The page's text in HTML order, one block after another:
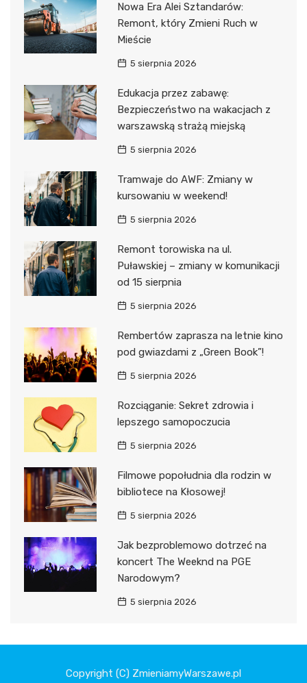
Nowa Era Alei Sztandarów:
Remont, który Zmieni Ruch w
Mieście
5 sierpnia 2026
Edukacja przez zabawę:
Bezpieczeństwo na wakacjach z
warszawską strażą miejską
5 sierpnia 2026
Tramwaje do AWF: Zmiany w
kursowaniu w weekend!
5 sierpnia 2026
Remont torowiska na ul.
Puławskiej – zmiany w komunikacji
od 15 sierpnia
5 sierpnia 2026
Rembertów zaprasza na letnie kino
pod gwiazdami z „Green Book”!
5 sierpnia 2026
Rozciąganie: Sekret zdrowia i
lepszego samopoczucia
5 sierpnia 2026
Filmowe popołudnia dla rodzin w
bibliotece na Kłosowej!
5 sierpnia 2026
Jak bezproblemowo dotrzeć na
koncert The Weeknd na PGE
Narodowym?
5 sierpnia 2026
Copyright (C) ZmieniamyWarszawe.pl